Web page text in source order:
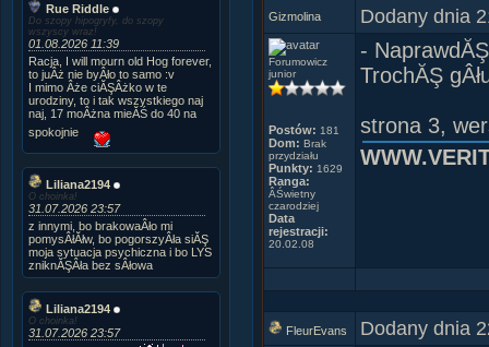
Rue Riddle
Do szopy hipogryfy, do szopy
wszyscy wraz!
01.08.2026 11:39
Racja, I will mourn old Hog forever,
to juÂż nie byÂło to samo :v
I mimo Âże ciĂŞÂżko w te
urodziny, to i tak wszystkiego naj
naj, 17 moÂżna mieĂŚ do 40 na
spokojnie
Liliana2194
O choinka!
31.07.2026 23:57
z innymi, bo brakowaÂło mi
pomysÂłĂłw, bo pogorszyÂła siĂŞ
moja sytuacja psychiczna i bo LYS
zniknĂŞÂła bez sÂłowa
Liliana2194
O choinka!
31.07.2026 23:57
Gizmolina Dodany dnia
Forumowicz
junior
Postów: 181
Dom: Brak
przydziału
Punkty: 1629
Ranga:
ÂŚwietny
czarodziej
Data
rejestracji:
20.02.08
-
TrochĂŞ
strona 3,
FleurEvans Dodany dnia